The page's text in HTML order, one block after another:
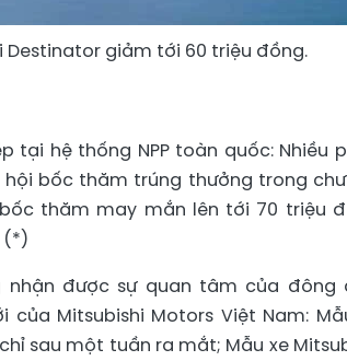
Destinator giảm tới 60 triệu đồng.
tại hệ thống NPP toàn quốc: Nhiều
bốc thăm trúng thưởng trong
thăm may mắn lên tới 70 triệu
(*)
nhận được sự quan tâm của đông
Mitsubishi Motors Việt Nam:
sau một tuần ra mắt; Mẫu xe